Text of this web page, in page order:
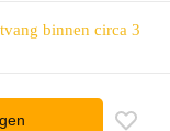
binnen circa 3